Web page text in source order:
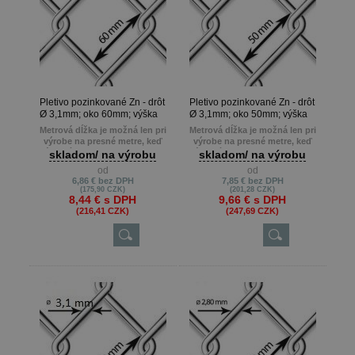
Pletivo pozinkované Zn - drôt
Ø 3,1mm; oko 60mm; výška
150cm
Metrová dĺžka je možná len pri
výrobe na presné metre, keď
zákazník potrebuje napr. 22m ,
13m atď.
Min. odber je 10 m.
skladom/ na výrobu
od
6,86 € bez DPH
(175,90 CZK)
8,44 € s DPH
(216,41 CZK)
Pletivo pozinkované Zn - drôt
Ø 3,1mm; oko 50mm; výška
150cm
Metrová dĺžka je možná len pri
výrobe na presné metre, keď
zákazník potrebuje napr. 22m ,
13m atď.
Min. odber je 10 m.
skladom/ na výrobu
od
7,85 € bez DPH
(201,28 CZK)
9,66 € s DPH
(247,69 CZK)